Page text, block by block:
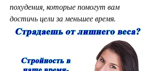
похудения, которые помогут вам
достичь цели за меньшее время.